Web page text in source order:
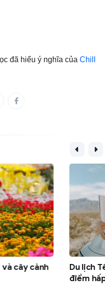
đã hiểu ý nghĩa của Chill
cây cảnh
Du lịch
điểm